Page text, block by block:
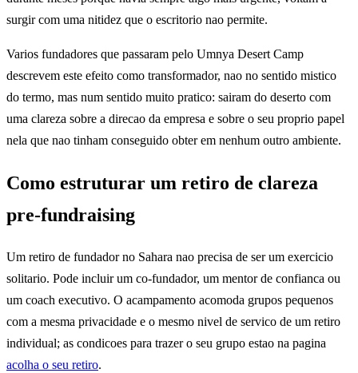
surgir com uma nitidez que o escritorio nao permite.
Varios fundadores que passaram pelo Umnya Desert Camp
descrevem este efeito como transformador, nao no sentido mistico
do termo, mas num sentido muito pratico: sairam do deserto com
uma clareza sobre a direcao da empresa e sobre o seu proprio papel
nela que nao tinham conseguido obter em nenhum outro ambiente.
Como estruturar um retiro de clareza
pre-fundraising
Um retiro de fundador no Sahara nao precisa de ser um exercicio
solitario. Pode incluir um co-fundador, um mentor de confianca ou
um coach executivo. O acampamento acomoda grupos pequenos
com a mesma privacidade e o mesmo nivel de servico de um retiro
individual; as condicoes para trazer o seu grupo estao na pagina
acolha o seu retiro.